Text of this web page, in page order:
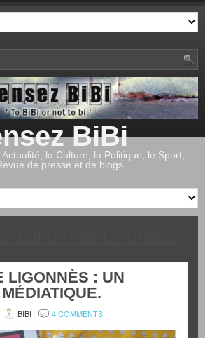
BiBi
la Culture, la Politique, le Sport,.
de presse et de blogs.
LIGONNÈS : UN
BIBI 4 COMMENTS